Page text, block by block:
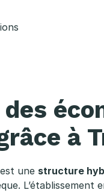
à
une structure
L’établissement